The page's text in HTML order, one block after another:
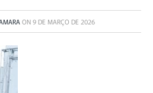
ON9 DE MARÇO DE 2026